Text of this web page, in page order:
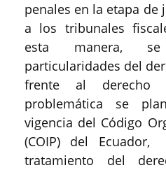
penales en la etapa de
a los tribunales
esta manera,
particularidades del
frente al derecho
problemática se
vigencia del Código
(COIP) del
tratamiento del